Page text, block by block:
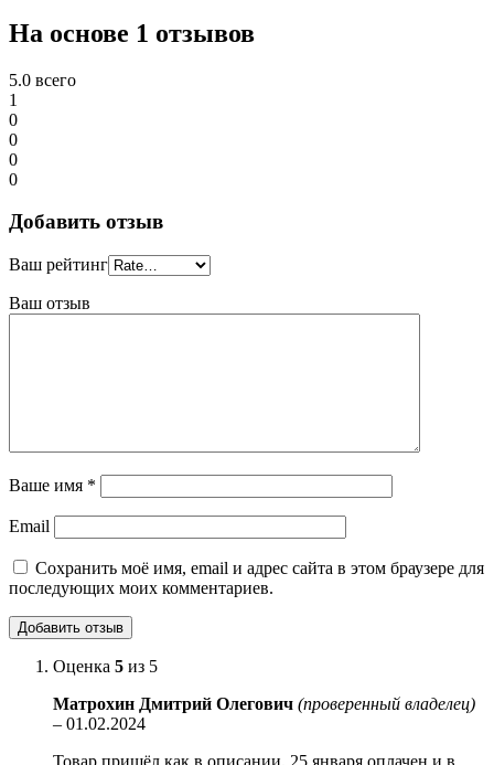
На основе 1 отзывов
5.0 всего
1
0
0
0
0
Добавить отзыв
Ваш рейтинг
Ваш отзыв
Ваше имя *
Email
Сохранить моё имя, email и адрес сайта в этом браузере для
последующих моих комментариев.
Оценка 5 из 5
Матрохин Дмитрий Олегович (проверенный владелец)
– 01.02.2024